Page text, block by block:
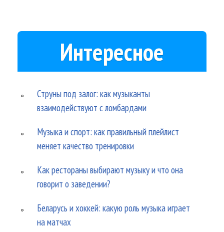
Интересное
Струны под залог: как музыканты
взаимодействуют с ломбардами
Музыка и спорт: как правильный плейлист
меняет качество тренировки
Как рестораны выбирают музыку и что она
говорит о заведении?
Беларусь и хоккей: какую роль музыка играет
на матчах